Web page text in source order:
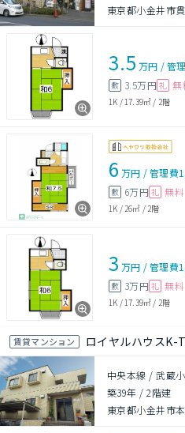
東京都小金井市
3.5 万円 /管
敷 3.5万円 礼 無
1K / 17.39㎡ / 2階
6 万円 /管理費
敷 6万円 礼 無料
1K /26㎡ /2階
3 万円 /管理費
敷 3万円 礼 無料
1K / 17.39㎡ / 2階
賃貸マンション ロイヤルハウスK-
中央本線 / 武蔵
築39年 /2階建
東京都小金井市